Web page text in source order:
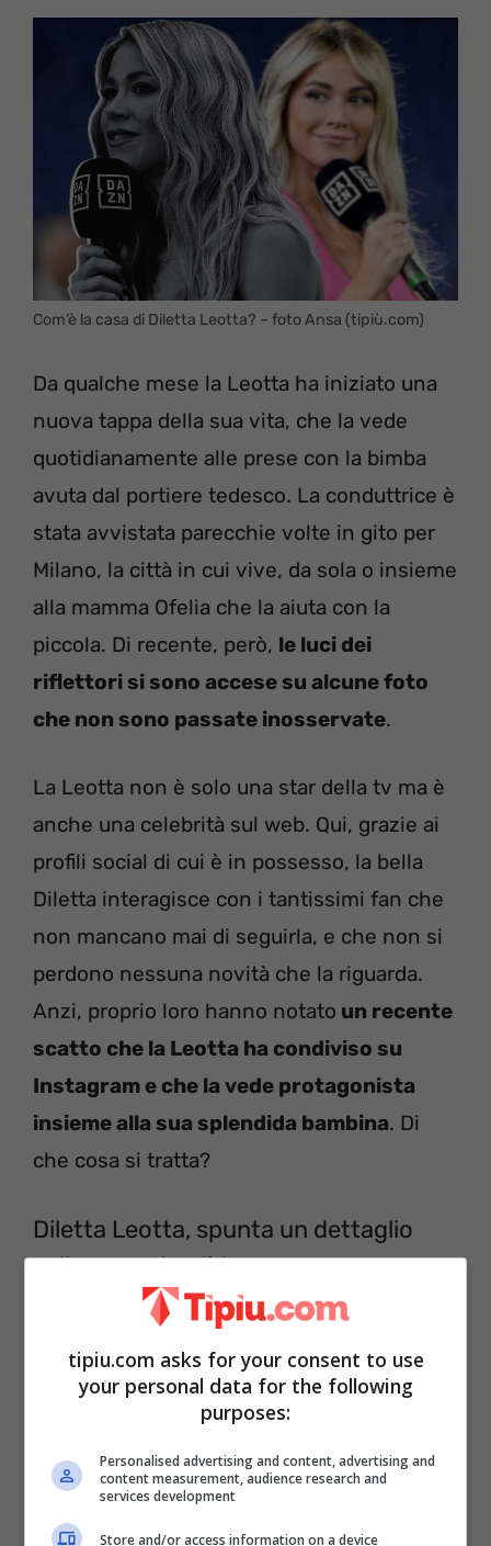
Com’è la casa di Diletta Leotta? – foto Ansa (tipiù.com)
Da qualche mese la Leotta ha iniziato una
nuova tappa della sua vita, che la vede
quotidianamente alle prese con la bimba
avuta dal portiere tedesco. La conduttrice è
stata avvistata parecchie volte in gito per
Milano, la città in cui vive, da sola o insieme
alla mamma Ofelia che la aiuta con la
piccola. Di recente, però, le luci dei
riflettori si sono accese su alcune foto
che non sono passate inosservate.
La Leotta non è solo una star della tv ma è
anche una celebrità sul web. Qui, grazie ai
profili social di cui è in possesso, la bella
Diletta interagisce con i tantissimi fan che
non mancano mai di seguirla, e che non si
perdono nessuna novità che la riguarda.
Anzi, proprio loro hanno notato un recente
scatto che la Leotta ha condiviso su
Instagram e che la vede protagonista
insieme alla sua splendida bambina. Di
che cosa si tratta?
Diletta Leotta, spunta un dettaglio
sulla sua splendida casa
tipiu.com asks for your consent to use
your personal data for the following
purposes:
Personalised advertising and content, advertising and
content measurement, audience research and
services development
Store and/or access information on a device